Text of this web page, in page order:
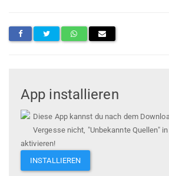
App installieren
Diese App kannst du nach dem
Vergesse nicht, "Unbekannte Quellen"
aktivieren!
INSTALLIEREN